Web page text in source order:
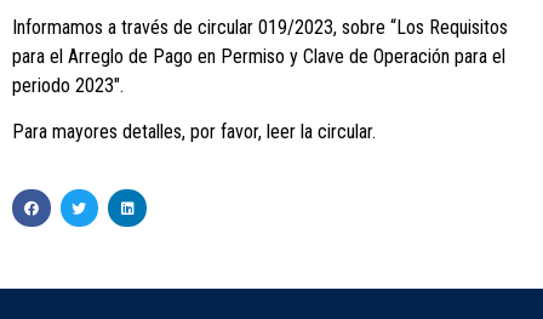
Informamos a través de circular 019/2023, sobre “Los Requisitos
para el Arreglo de Pago en Permiso y Clave de Operación para el
periodo 2023″.
Para mayores detalles, por favor, leer la circular.